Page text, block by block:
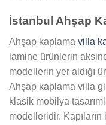
İstanbul Ahşap
Ahşap kaplama villa
lamine ürünlerin
modellerin yer aldığı
Ahşap kaplama villa
klasik mobilya
modelleridir. Kapıların